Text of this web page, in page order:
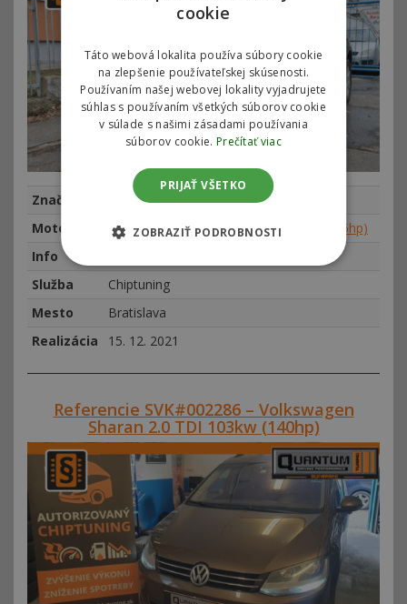
Značka
Volkswagen
Motor
Volkswagen Touareg 3.0 TDI 165kw (225hp)
Info
Služba
Chiptuning
Mesto
Bratislava
Realizácia
15. 12. 2021
Referencie SVK#002286 – Volkswagen
Sharan 2.0 TDI 103kw (140hp)
cookie
Táto webová lokalita používa súbory cookie
na zlepšenie používateľskej skúsenosti.
Používaním našej webovej lokality vyjadrujete
súhlas s používaním všetkých súborov cookie
v súlade s našimi zásadami používania
súborov cookie. Prečítať viac
PRIJAŤ VŠETKO
ZOBRAZIŤ PODROBNOSTI